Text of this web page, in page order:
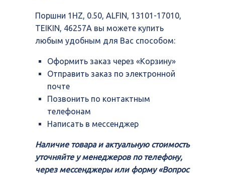
Поршни 1HZ, 0.50, ALFIN, 13101-17010,
TEIKIN, 46257A вы можете купить
любым удобным для Вас способом:
Оформить заказ через «Корзину»
Отправить заказ по электронной
почте
Позвонить по контактным
телефонам
Написать в мессенджер
Наличие товара и актуальную стоимость
уточняйте у менеджеров по телефону,
через мессенджеры или форму «Вопрос